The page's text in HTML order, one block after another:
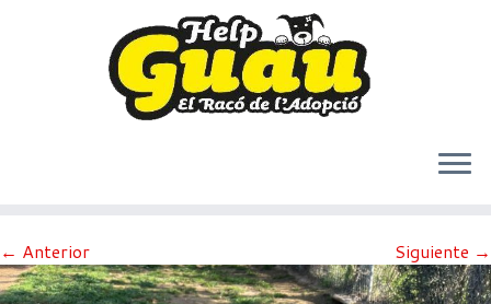
al
contenido
← Anterior Siguiente →